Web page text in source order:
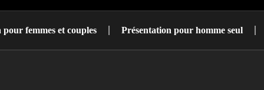
pour femmes et couples Présentation pour homme seul